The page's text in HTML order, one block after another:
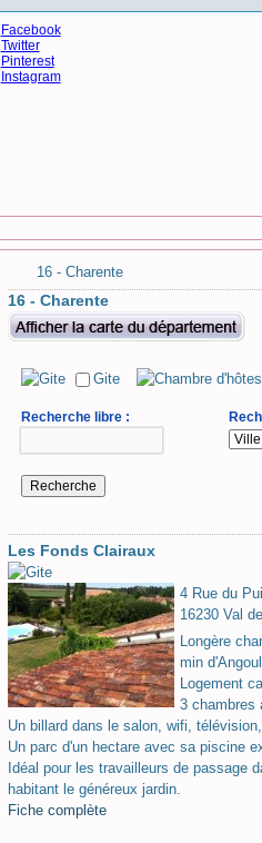
Facebook
Twitter
Pinterest
Instagram
16 - Charente
16 - Charente
Gite
Recherche libre :
Les Fonds Clairaux
4 Rue du
16230 Val
Longère
min
Logement
3 chambres
Un billard dans le salon, wifi,
Un parc d'un hectare avec sa piscine
Idéal pour les travailleurs de passage
habitant le généreux jardin.
Fiche complète